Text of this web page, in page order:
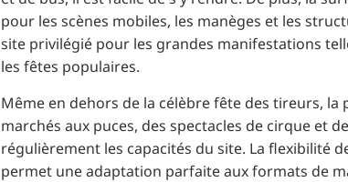
pour les scènes mobiles, les manèges et les
site privilégié pour les grandes manifestations
les fêtes populaires.
Même en dehors de la célèbre fête des tireurs, la
marchés aux puces, des spectacles de cirque et
régulièrement les capacités du site. La flexibilité
permet une adaptation parfaite aux formats de